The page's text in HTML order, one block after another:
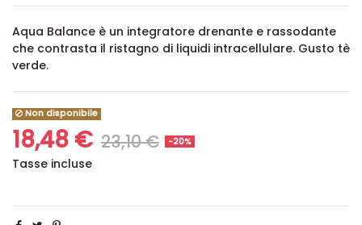
Aqua Balance è un integratore drenante e rassodante
che contrasta il ristagno di liquidi intracellulare. Gusto tè
verde.
Non disponibile
18,48 € 23,10 € -20%
Tasse incluse